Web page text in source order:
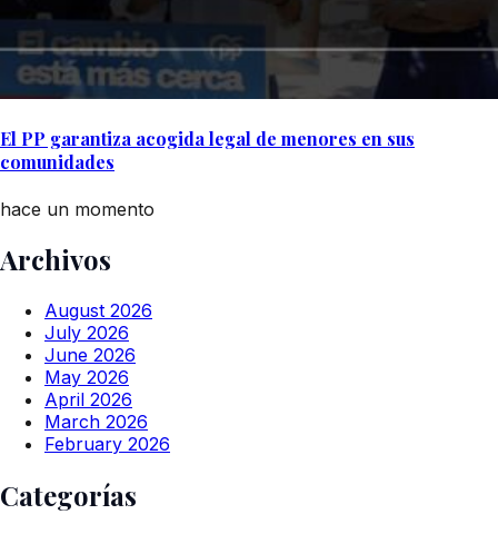
El PP garantiza acogida legal de menores en sus
comunidades
hace un momento
Archivos
August 2026
July 2026
June 2026
May 2026
April 2026
March 2026
February 2026
Categorías